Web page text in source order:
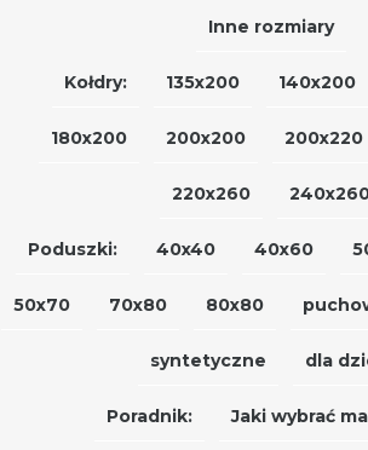
Inne rozmiary
Kołdry: 135x200 140x200
180x200 200x200 200x220
220x260
Poduszki: 40x40 40x60
50x70 70x80 80x80
syntetyczne dla
Poradnik: Jaki wybrać